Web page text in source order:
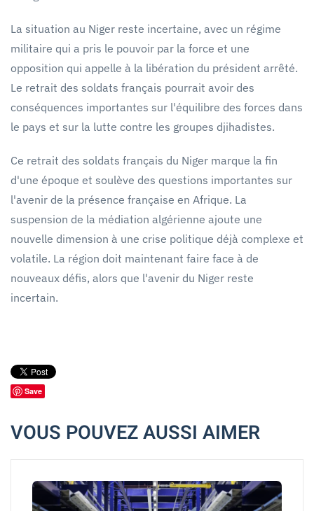
La situation au Niger reste incertaine, avec un régime
militaire qui a pris le pouvoir par la force et une
opposition qui appelle à la libération du président arrêté.
Le retrait des soldats français pourrait avoir des
conséquences importantes sur l'équilibre des forces dans
le pays et sur la lutte contre les groupes djihadistes.
Ce retrait des soldats français du Niger marque la fin
d'une époque et soulève des questions importantes sur
l'avenir de la présence française en Afrique. La
suspension de la médiation algérienne ajoute une
nouvelle dimension à une crise politique déjà complexe et
volatile. La région doit maintenant faire face à de
nouveaux défis, alors que l'avenir du Niger reste
incertain.
Save
VOUS POUVEZ AUSSI AIMER